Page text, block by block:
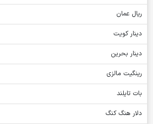
ریال عمان
دینار کویت
دینار بحرین
رینگیت مالزی
بات تایلند
دلار هنگ کنگ